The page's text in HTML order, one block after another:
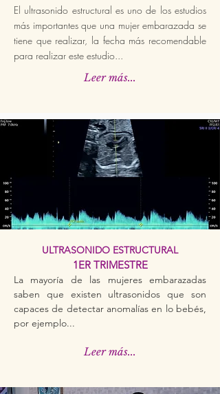
El ultrasonido estructural es uno de los estudios
más importantes que una mujer embarazada se
tiene que realizar, la fecha más recomendable
para realizar este estudio...
Leer más...
ULTRASONIDO ESTRUCTURAL
1ER TRIMESTRE
La mayoría de las mujeres embarazadas
saben que existen ultrasonidos que son
capaces de detectar anomalías en lo bebés,
por ejemplo...
Leer más...